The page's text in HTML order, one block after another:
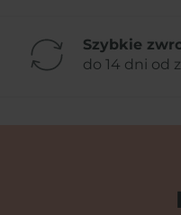
Szybkie
do 14 dni od